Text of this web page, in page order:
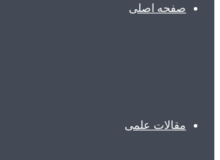
صفحه اصلی
مقالات علمی